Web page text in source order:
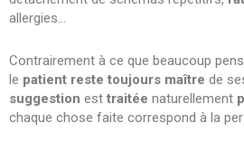
allergies…
Contrairement à ce que beaucoup
le patient reste toujours maître de
suggestion est traitée naturellement
chaque chose faite correspond à la